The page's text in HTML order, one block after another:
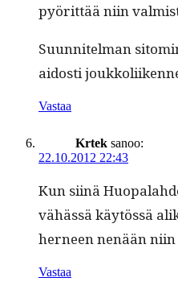
pyörit­tää niin
Suun­nitel­man
aidosti
Vastaa
Krtek sanoo:
22.10.2012 22:43
Kun siinä
vähässä käytössä
herneen nenään
Vastaa